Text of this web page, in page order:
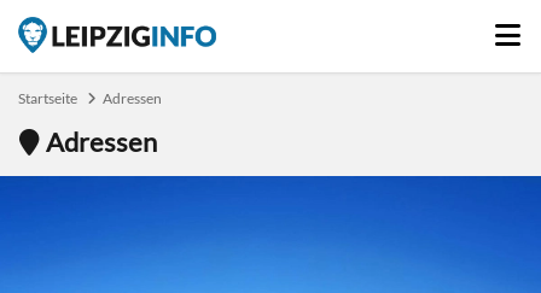
Startseite Adressen
Adressen